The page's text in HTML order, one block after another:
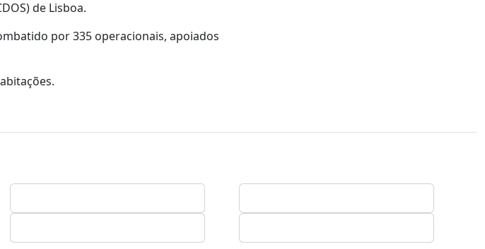
de Lisboa.
por 335 operacionais, apoiados